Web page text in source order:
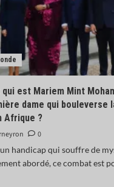
est Mariem Mint
dame qui bouleverse
Afrique ?
0
un handicap qui souffre de
abordé, ce combat est